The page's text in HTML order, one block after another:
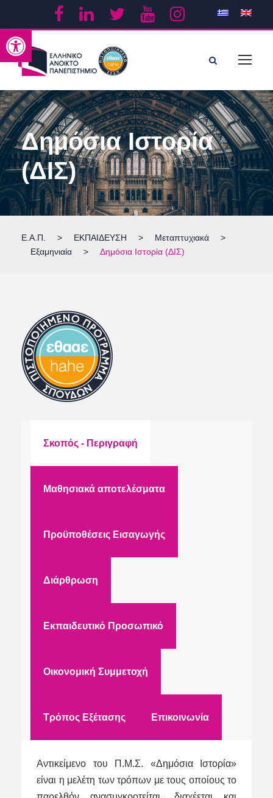
Ανοίξτε τη γραμμή εργαλείων
Δημόσια Ιστορία
(ΔΙΣ)
Ε.Α.Π. > ΕΚΠΑΙΔΕΥΣΗ > Μεταπτυχιακά
>
Εξαμηνιαία
> Δημόσια Ιστορία (ΔΙΣ)
Σκοπός - Περιγραφή
Μαθησιακά αποτελέσματα
Προϋποθέσεις Εισαγωγής
Διάρθρωση
Εκπαιδευτικό Προσωπικό
Οικονομική Συμμετοχή
Τρόπος Εξέτασης Επικοινωνία
Αντικείμενο του Π.Μ.Σ. «Δημόσια Ιστορία»
είναι η μελέτη των τρόπων με τους οποίους το